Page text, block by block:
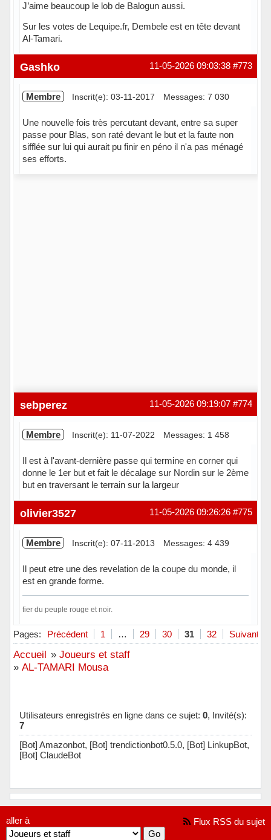
J’aime beaucoup le lob de Balogun aussi.
Sur les votes de Lequipe.fr, Dembele est en tête devant
Al-Tamari.
Hors ligne #773
11-05-2026 09:03:38
Gashko
Membre Inscrit(e): 03-11-2017 Messages: 7 030
Une nouvelle fois très percutant devant, entre sa super
passe pour Blas, son raté devant le but et la faute non
sifflée sur lui qui aurait pu finir en péno il n'a pas ménagé
ses efforts.
#774
11-05-2026 09:19:07
sebperez
Membre Inscrit(e): 11-07-2022 Messages: 1 458
Il est à l'avant-dernière passe qui termine en corner qui
donne le 1er but et fait le décalage sur Nordin sur le 2ème
but en traversant le terrain sur la largeur
Hors ligne #775
11-05-2026 09:26:26
olivier3527
Membre Inscrit(e): 07-11-2013 Messages: 4 439
Il peut etre une des revelation de la coupe du monde, il
est en grande forme.
fier du peuple rouge et noir.
Hors ligne
Pages: Précédent 1 … 29 30 31 32 Suivant
Accueil » Joueurs et staff
» AL-TAMARI Mousa
Utilisateurs enregistrés en ligne dans ce sujet: 0, Invité(s):
7
[Bot] Amazonbot, [Bot] trendictionbot0.5.0, [Bot] LinkupBot,
[Bot] ClaudeBot
aller à Flux RSS du sujet